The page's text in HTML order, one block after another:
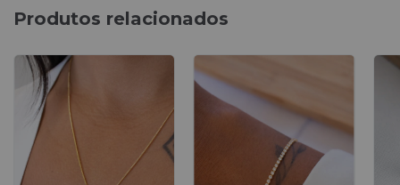
Produtos relacionados